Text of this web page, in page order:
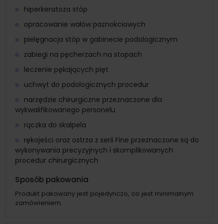
hiperkeratoza stóp
opracowanie wałów paznokciowych
pielęgnacja stóp w gabinecie podologicznym
zabiegi na pęcherzach na stopach
leczenie pękających pięt
uchwyt do podologicznych procedur
narzędzie chirurgiczne przeznaczone dla
wykwalifikowanego personelu
rączka do skalpela
rękojeści oraz ostrza z serii Fine przeznaczone są do
wykonywania precyzyjnych i skomplikowanych
procedur chirurgicznych
Sposób pakowania
Produkt pakowany jest pojedynczo, co jest minimalnym
zamówieniem.